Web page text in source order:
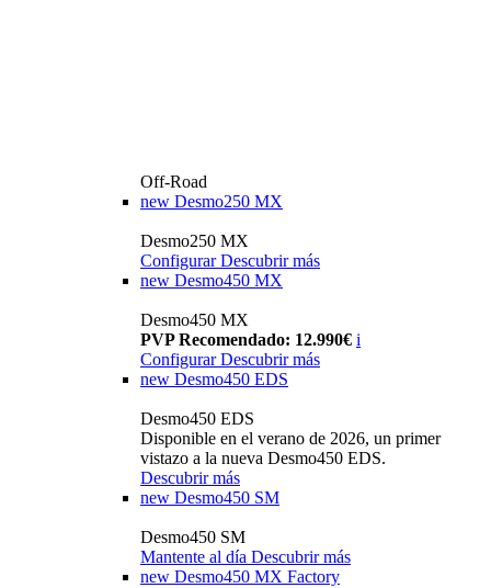
Off-Road
new Desmo250 MX
Desmo250 MX
Configurar Descubrir más
new Desmo450 MX
Desmo450 MX
PVP Recomendado: 12.990€ i
Configurar Descubrir más
new Desmo450 EDS
Desmo450 EDS
Disponible en el verano de 2026, un primer
vistazo a la nueva Desmo450 EDS.
Descubrir más
new Desmo450 SM
Desmo450 SM
Mantente al día Descubrir más
new Desmo450 MX Factory